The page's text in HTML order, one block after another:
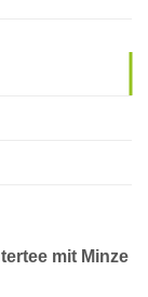
mit Minze